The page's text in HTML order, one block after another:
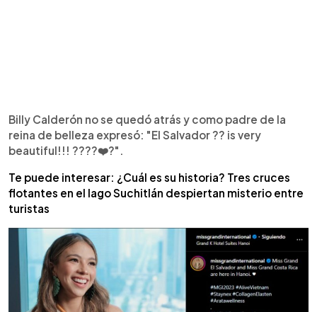
Billy Calderón no se quedó atrás y como padre de la
reina de belleza expresó: "El Salvador ?? is very
beautiful!!! ????❤️?".
Te puede interesar: ¿Cuál es su historia? Tres cruces
flotantes en el lago Suchitlán despiertan misterio entre
turistas